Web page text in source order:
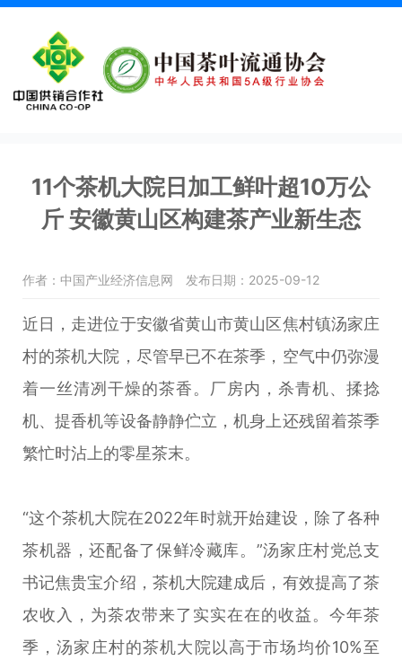
11个茶机大院日加工鲜叶超10万公
斤 安徽黄山区构建茶产业新生态
作者：中国产业经济信息网 发布日期：2025-09-12
近日，走进位于安徽省黄山市黄山区焦村镇汤家庄
村的茶机大院，尽管早已不在茶季，空气中仍弥漫
着一丝清冽干燥的茶香。厂房内，杀青机、揉捻
机、提香机等设备静静伫立，机身上还残留着茶季
繁忙时沾上的零星茶末。
“这个茶机大院在2022年时就开始建设，除了各种
茶机器，还配备了保鲜冷藏库。”汤家庄村党总支
书记焦贵宝介绍，茶机大院建成后，有效提高了茶
农收入，为茶农带来了实实在在的收益。今年茶
季，汤家庄村的茶机大院以高于市场均价10%至